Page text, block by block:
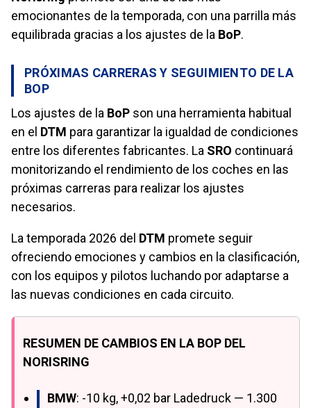
emocionantes de la temporada, con una parrilla más
equilibrada gracias a los ajustes de la BoP.
PRÓXIMAS CARRERAS Y SEGUIMIENTO DE LA
BOP
Los ajustes de la BoP son una herramienta habitual
en el DTM para garantizar la igualdad de condiciones
entre los diferentes fabricantes. La SRO continuará
monitorizando el rendimiento de los coches en las
próximas carreras para realizar los ajustes
necesarios.
La temporada 2026 del DTM promete seguir
ofreciendo emociones y cambios en la clasificación,
con los equipos y pilotos luchando por adaptarse a
las nuevas condiciones en cada circuito.
RESUMEN DE CAMBIOS EN LA BOP DEL
NORISRING
BMW: -10 kg, +0,02 bar Ladedruck — 1.300